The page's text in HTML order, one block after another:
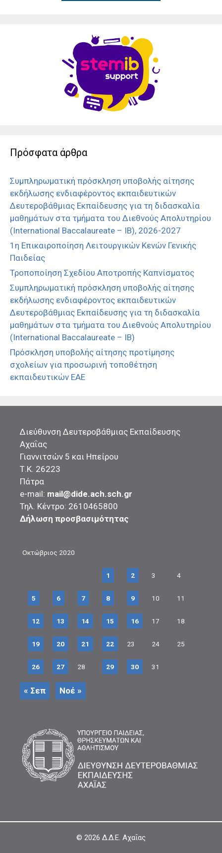
Πρόσφατα άρθρα
Συμπληρωματική πρόσκληση υποβολής αίτησης
εκδήλωσης ενδιαφέροντος εκπαιδευτικών
Δευτεροβάθμιας Εκπαίδευσης για τη διδασκαλία
μαθημάτων στα τμήματα του Διεθνούς Απολυτηρίου
(International Baccalaureate – IB), 2026-2027
1η Επικαιροποίηση Λειτουργικών Κενών Γενικής
Παιδείας
Τροποποίηση Σχεδίου Αποτροπής Καπνίσματος
Συμπληρωματική πρόσκληση υποβολής αίτησης
εκδήλωσης ενδιαφέροντος εκπαιδευτικών
Δευτεροβάθμιας Εκπαίδευσης για τη διδασκαλία
μαθημάτων στα τμήματα του Διεθνούς Απολυτηρίου
(International Baccalaureate – IB)
Πρόσκληση υποβολής αίτησης προτίμησης
σχολείων για προσωρινή τοποθέτηση
εκπαιδευτικών ΕΑΕ
Διεύθυνση Δευτεροβάθμιας Εκπαίδευσης
Αχαΐας
Γιαννιτσών 5 και Ηπείρου
Τ.Κ. 26223
Πάτρα
e-mail: mail@dide.ach.sch.gr
Τηλ. Κέντρο: 2610465800
Δήλωση προσβασιμότητας
Οκτώβριος 2020
1 2 3 4
5 6 7 8 9 10 11
12 13 14 15 16 17 18
19 20 21 22 23 24 25
26 27 28 29 30 31
« Σεπ Νοέ »
© 2026 Δ.Δ.Ε. Αχαΐας